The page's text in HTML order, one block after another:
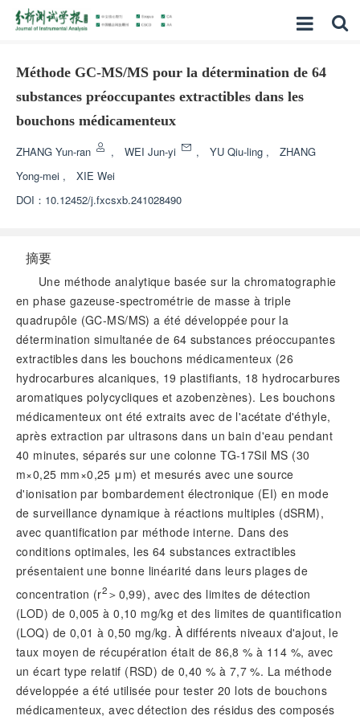
Méthode GC-MS/MS pour la détermination de 64
substances préoccupantes extractibles dans les
bouchons médicamenteux
ZHANG Yun-ran , WEI Jun-yi , YU Qiu-ling ,
ZHANG
Yong-mei ,
XIE Wei
DOI： 10.12452/j.fxcsxb.241028490
摘要
Une méthode analytique basée sur la chromatographie
en phase gazeuse-spectrométrie de masse à triple
quadrupôle (GC-MS/MS) a été développée pour la
détermination simultanée de 64 substances préoccupantes
extractibles dans les bouchons médicamenteux (26
hydrocarbures alcaniques, 19 plastifiants, 18 hydrocarbures
aromatiques polycycliques et azobenzènes). Les bouchons
médicamenteux ont été extraits avec de l'acétate d'éthyle,
après extraction par ultrasons dans un bain d'eau pendant
40 minutes, séparés sur une colonne TG-17Sil MS (30
m×0,25 mm×0,25 μm) et mesurés avec une source
d'ionisation par bombardement électronique (EI) en mode
de surveillance dynamique à réactions multiples (dSRM),
avec quantification par méthode interne. Dans des
conditions optimales, les 64 substances extractibles
présentaient une bonne linéarité dans leurs plages de
concentration (r2＞0,99), avec des limites de détection
(LOD) de 0,005 à 0,10 mg/kg et des limites de quantification
(LOQ) de 0,01 à 0,50 mg/kg. À différents niveaux d'ajout, le
taux moyen de récupération était de 86,8 % à 114 %, avec
un écart type relatif (RSD) de 0,40 % à 7,7 %. La méthode
développée a été utilisée pour tester 20 lots de bouchons
médicamenteux, avec détection des résidus des composés